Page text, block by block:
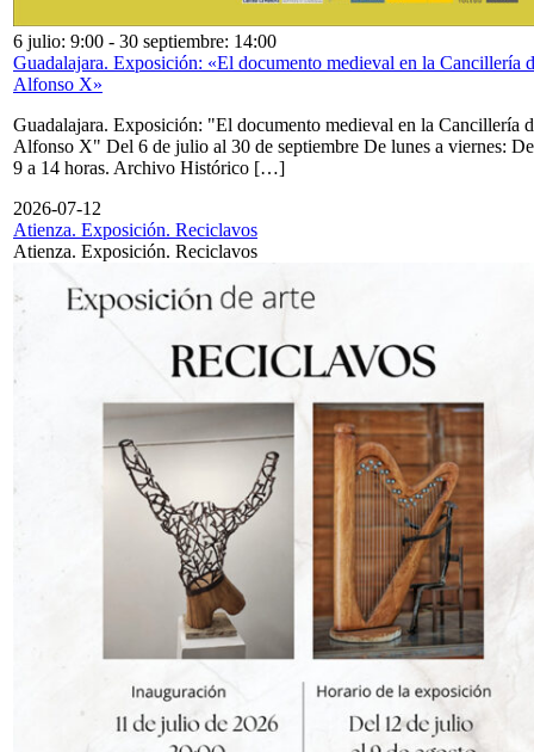
6 julio: 9:00 - 30 septiembre: 14:00
Guadalajara. Exposición: «El documento medieval en la Cancillería
Alfonso X»
Guadalajara. Exposición: "El documento medieval en la Cancillería
Alfonso X" Del 6 de julio al 30 de septiembre De lunes a viernes: De
9 a 14 horas. Archivo Histórico […]
2026-07-12
Atienza. Exposición. Reciclavos
Atienza. Exposición. Reciclavos